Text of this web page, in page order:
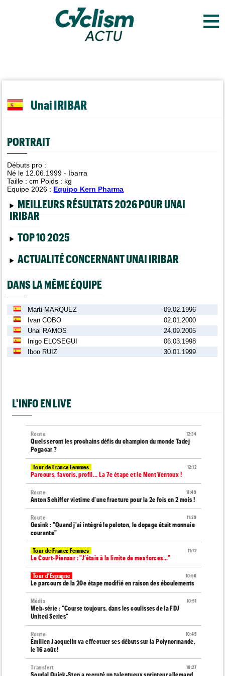
≡
Unai IRIBAR
PORTRAIT
Débuts pro :
Né le 12.06.1999 - Ibarra
Taille :cm Poids : kg
Equipe 2026 : Equipo Kern Pharma
MEILLEURS RÉSULTATS 2026 POUR UNAI
IRIBAR
TOP 10 2025
ACTUALITÉ CONCERNANT UNAI IRIBAR
DANS LA MÊME ÉQUIPE
Marti MARQUEZ
09.02.1996
Ivan COBO
02.01.2000
Unai RAMOS
24.09.2005
Inigo ELOSEGUI
06.03.1998
Ibon RUIZ
30.01.1999
L'INFO EN LIVE
12:34
Route
Quels seront les prochains défis du champion du monde Tadej
Pogacar ?
12:12
Tour de France Femmes
Parcours, favoris, profil… La 7e étape et le Mont Ventoux !
11:49
Route
Anton Schiffer victime d'une fracture pour la 2e fois en 2 mois !
11:29
Route
Gesink : "Quand j'ai intégré le peloton, le dopage était monnaie
courante"
11:12
Tour de France Femmes
Le Court-Pienaar : "J’étais à la limite de mes forces..."
10:56
Tour d'Espagne
Le parcours de la 20e étape modifié en raison des éboulements
10:51
Média
Web-série : "Course toujours, dans les coulisses de la FDJ
United Series"
10:45
Route
Émilien Jacquelin va effectuer ses débuts sur la Polynormande,
le 16 août !
10:27
Transfert